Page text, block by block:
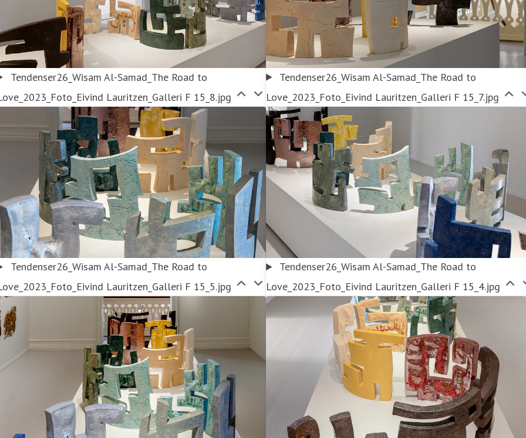
Tendenser26_Wisam Al-Samad_The Road to
Lauritzen_Galleri F 15_8.jpg
Tendenser26_Wisam Al-Samad_The Road to
Love_2023_Foto_Eivind Lauritzen_Galleri F 15_7.jpg
Tendenser26_Wisam Al-Samad_The Road to
Lauritzen_Galleri F 15_5.jpg
Tendenser26_Wisam Al-Samad_The Road to
Love_2023_Foto_Eivind Lauritzen_Galleri F 15_4.jpg